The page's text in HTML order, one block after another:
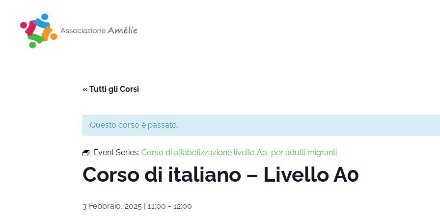
« Tutti gli Corsi
Questo corso è passato.
Event Series: Corso di alfabetizzazione livello A0, per adulti migranti
Corso di italiano – Livello A0
3 Febbraio, 2025 | 11:00 - 12:00